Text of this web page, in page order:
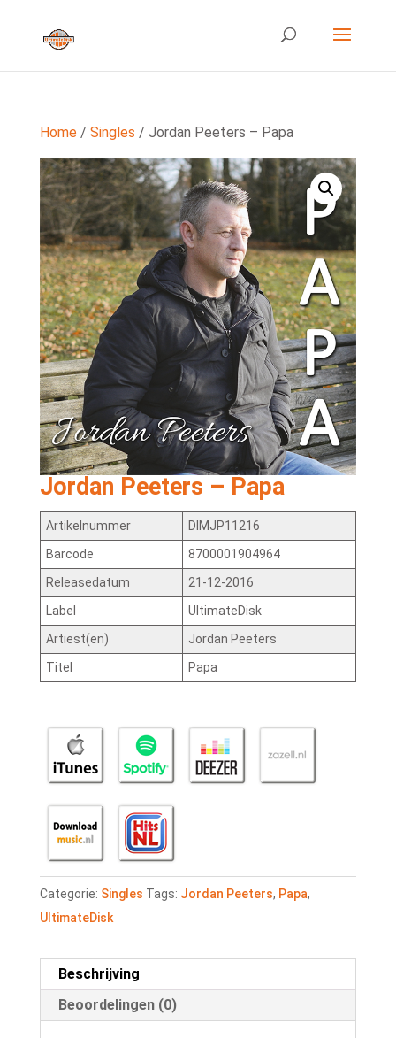
Home/ Singles / Jordan Peeters – Papa
Jordan Peeters – Papa
Artikelnummer
DIMJP11216
Barcode
8700001904964
Releasedatum
21-12-2016
Label
UltimateDisk
Artiest(en)
Jordan Peeters
Titel
Papa
Categorie: Singles Tags: Jordan Peeters, Papa,
UltimateDisk
Beschrijving
Beoordelingen (0)